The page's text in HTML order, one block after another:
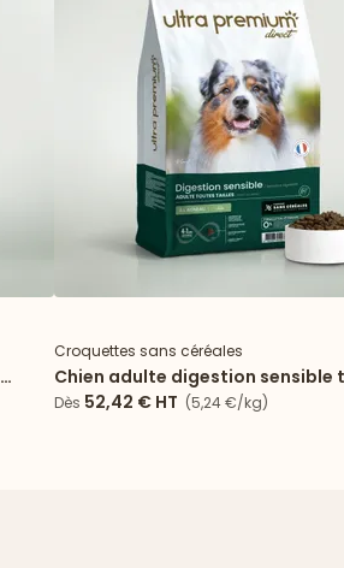
Croquettes sans céréales
Chien adulte digestion sensible
tailles
Dès 52,42 € HT (5,24 €/kg)